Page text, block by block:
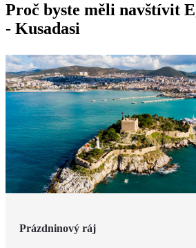
Proč byste měli navštívit
- Kusadasi
Prázdninový ráj